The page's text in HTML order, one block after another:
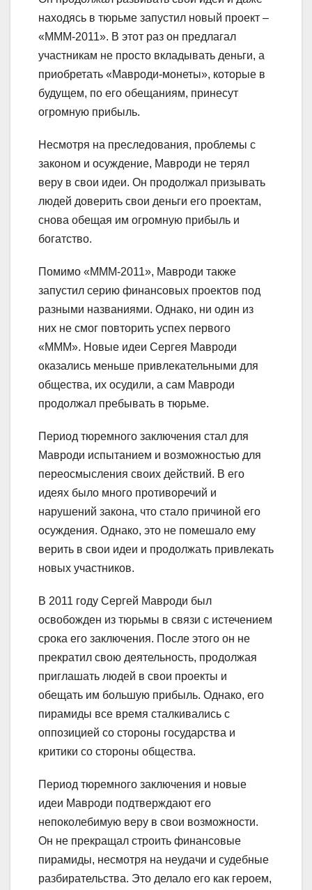
находясь в тюрьме запустил новый проект –
«МММ-2011». В этот раз он предлагал
участникам не просто вкладывать деньги, а
приобретать «Мавроди-монеты», которые в
будущем, по его обещаниям, принесут
огромную прибыль.
Несмотря на преследования, проблемы с
законом и осуждение, Мавроди не терял
веру в свои идеи. Он продолжал призывать
людей доверить свои деньги его проектам,
снова обещая им огромную прибыль и
богатство.
Помимо «МММ-2011», Мавроди также
запустил серию финансовых проектов под
разными названиями. Однако, ни один из
них не смог повторить успех первого
«МММ». Новые идеи Сергея Мавроди
оказались меньше привлекательными для
общества, их осудили, а сам Мавроди
продолжал пребывать в тюрьме.
Период тюремного заключения стал для
Мавроди испытанием и возможностью для
переосмысления своих действий. В его
идеях было много противоречий и
нарушений закона, что стало причиной его
осуждения. Однако, это не помешало ему
верить в свои идеи и продолжать привлекать
новых участников.
В 2011 году Сергей Мавроди был
освобожден из тюрьмы в связи с истечением
срока его заключения. После этого он не
прекратил свою деятельность, продолжая
приглашать людей в свои проекты и
обещать им большую прибыль. Однако, его
пирамиды все время сталкивались с
оппозицией со стороны государства и
критики со стороны общества.
Период тюремного заключения и новые
идеи Мавроди подтверждают его
непоколебимую веру в свои возможности.
Он не прекращал строить финансовые
пирамиды, несмотря на неудачи и судебные
разбирательства. Это делало его как героем,